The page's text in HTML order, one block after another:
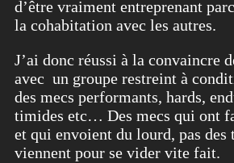
d’être vraiment entreprenant
la cohabitation avec les autres.
J’ai donc réussi à la convaincre
avec un groupe restreint à
des mecs performants, hards,
timides etc… Des mecs qui ont
et qui envoient du lourd, pas des
viennent pour se vider vite fait.